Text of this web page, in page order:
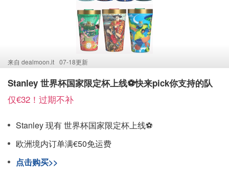
来自 dealmoon.it 07-18更新
Stanley 世界杯国家限定杯上线⚽️快来pick你支持的队
仅€32！过期不补
Stanley 现有 世界杯国家限定杯上线⚽️
欧洲境内订单满€50免运费
点击购买>>